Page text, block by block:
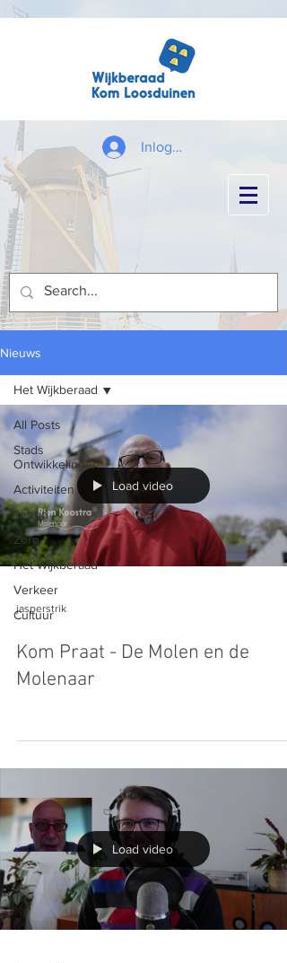
Inloggen
Nieuws
All Posts
Stads
Ontwikkelingen
Activiteiten
Jeugd
Zorg
Het Wijkberaad
Verkeer
Cultuur
Het Wijkberaad
Load video
jasperstrik
Kom Praat - De Molen en de
Molenaar
Load video